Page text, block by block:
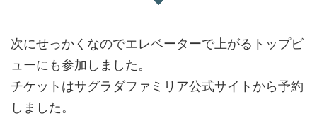
次にせっかくなのでエレベーターで上がるトップビ
ューにも参加しました。
チケットはサグラダファミリア公式サイトから予約
しました。